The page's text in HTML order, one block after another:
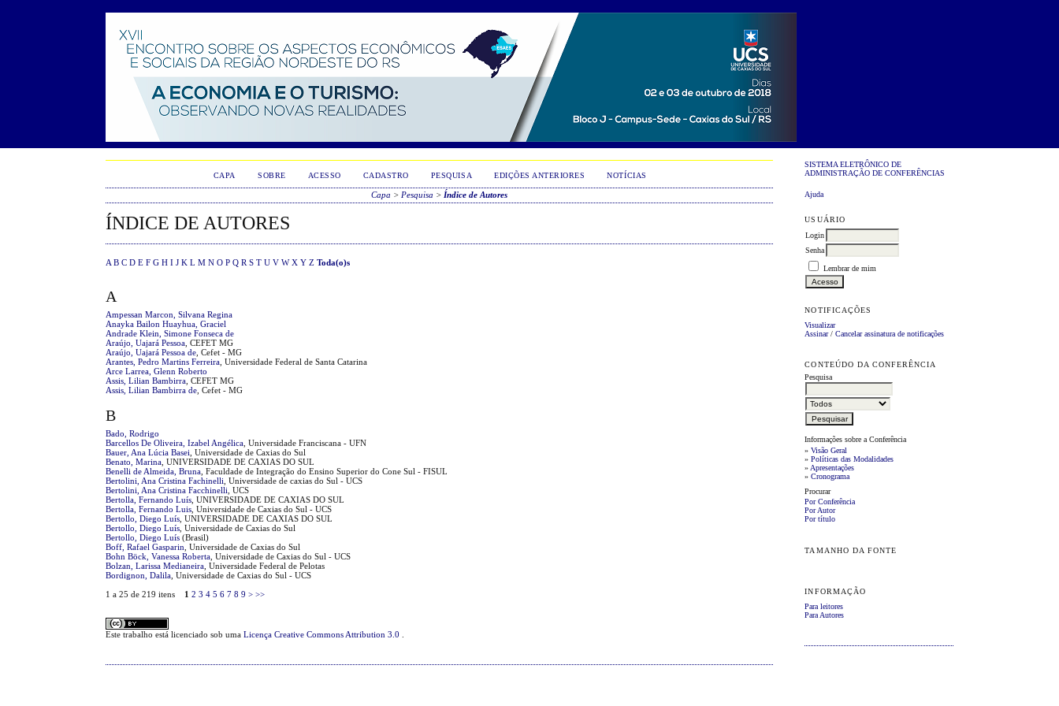
SISTEMA ELETRÔNICO DE
ADMINISTRAÇÃO DE CONFERÊNCIAS
Ajuda
USUÁRIO
Login
Senha
Lembrar de mim
NOTIFICAÇÕES
Visualizar
Assinar/Cancelar assinatura de notificações
CONTEÚDO DA CONFERÊNCIA
Pesquisa
Informações sobre a Conferência
»Visão Geral
»Políticas das Modalidades
» Apresentações
»Cronograma
Procurar
Por Conferência
Por Autor
Por título
TAMANHO DA FONTE
INFORMAÇÃO
Para leitores
Para Autores
CAPA SOBRE ACESSO CADASTRO PESQUISA EDIÇÕES ANTERIORES NOTÍCIAS
Capa > Pesquisa > Índice de Autores
ÍNDICE DE AUTORES
A B C D E F G H I J K L M N O P Q R S T U V W X Y Z Toda(o)s
A
Ampessan Marcon, Silvana Regina
Anayka Bailon Huayhua, Graciel
Andrade Klein, Simone Fonseca de
Araújo, Uajará Pessoa , CEFET MG
Araújo, Uajará Pessoa de , Cefet - MG
Arantes, Pedro Martins Ferreira , Universidade Federal de Santa Catarina
Arce Larrea, Glenn Roberto
Assis, Lilian Bambirra , CEFET MG
Assis, Lilian Bambirra de , Cefet - MG
B
Bado, Rodrigo
Barcellos De Oliveira, Izabel Angélica , Universidade Franciscana - UFN
Bauer, Ana Lúcia Basei , Universidade de Caxias do Sul
Benato, Marina , UNIVERSIDADE DE CAXIAS DO SUL
Benelli de Almeida, Bruna , Faculdade de Integração do Ensino Superior do Cone Sul - FISUL
Bertolini, Ana Cristina Fachinelli , Universidade de caxias do Sul - UCS
Bertolini, Ana Cristina Facchinelli , UCS
Bertolla, Fernando Luís , UNIVERSIDADE DE CAXIAS DO SUL
Bertolla, Fernando Luis , Universidade de Caxias do Sul - UCS
Bertollo, Diego Luís , UNIVERSIDADE DE CAXIAS DO SUL
Bertollo, Diego Luís , Universidade de Caxias do Sul
Bertollo, Diego Luís (Brasil)
Boff, Rafael Gasparin , Universidade de Caxias do Sul
Bohn Böck, Vanessa Roberta , Universidade de Caxias do Sul - UCS
Bolzan, Larissa Medianeira , Universidade Federal de Pelotas
Bordignon, Dalila , Universidade de Caxias do Sul - UCS
1 a 25 de 219 itens 1 2 3 4 5 6 7 8 9 > >>
Este trabalho está licenciado sob umaLicença Creative Commons Attribution 3.0